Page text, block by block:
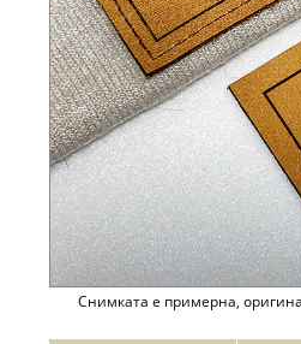
Снимката е примерна,